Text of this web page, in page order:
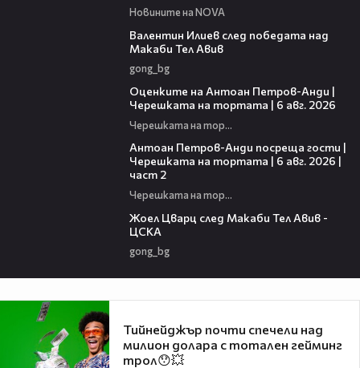
Новините на NOVA
Валентин Илиев след победата над
Макаби Тел Авив
gong_bg
Оценките на Антоан Петров-Анди |
Черешката на тортата | 6 авг. 2026
Черешката на тортата
Антоан Петров-Анди посреща гости |
Черешката на тортата | 6 авг. 2026 |
част 2
Черешката на тортата
Жоел Цварц след Макаби Тел Авив -
ЦСКА
gong_bg
Тийнейджър почти спечели над
милион долара с тотален гейминг
трол😯💥